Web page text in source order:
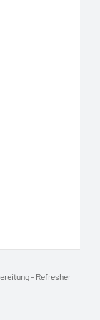
– Refresher